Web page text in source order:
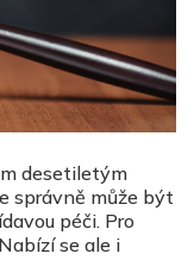
desetiletým
správně může být
péči. Pro
se ale i